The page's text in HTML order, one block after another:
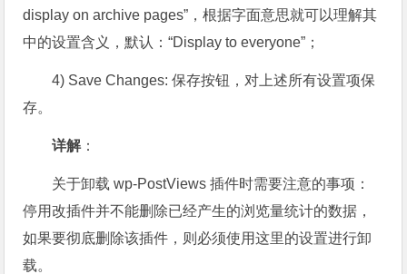
display on archive pages”，根据字面意思就可以理解其
中的设置含义，默认：“Display to everyone”；
4) Save Changes: 保存按钮，对上述所有设置项保
存。
详解：
关于卸载 wp-PostViews 插件时需要注意的事项：
停用改插件并不能删除已经产生的浏览量统计的数据，
如果要彻底删除该插件，则必须使用这里的设置进行卸
载。